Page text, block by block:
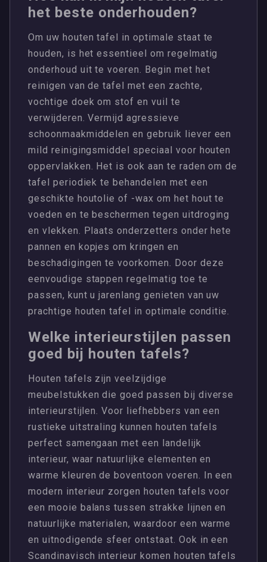
het beste onderhouden?
Om uw houten tafel in optimale staat te
houden, is het essentieel om regelmatig
onderhoud uit te voeren. Begin met het
reinigen van de tafel met een zachte,
vochtige doek om stof en vuil te
verwijderen. Vermijd agressieve
schoonmaakmiddelen en gebruik liever een
mild reinigingsmiddel speciaal voor houten
oppervlakken. Het is ook aan te raden om de
tafel periodiek te behandelen met een
geschikte houtolie of -wax om het hout te
voeden en te beschermen tegen uitdroging
en vlekken. Plaats onderzetters onder hete
pannen en kopjes om kringen en
beschadigingen te voorkomen. Door deze
eenvoudige stappen regelmatig toe te
passen, kunt u jarenlang genieten van uw
prachtige houten tafel in optimale conditie.
Welke interieurstijlen passen
goed bij houten tafels?
Houten tafels zijn veelzijdige
meubelstukken die goed passen bij diverse
interieurstijlen. Voor liefhebbers van een
rustieke uitstraling kunnen houten tafels
perfect samengaan met een landelijk
interieur, waar natuurlijke elementen en
warme kleuren de boventoon voeren. In een
modern interieur zorgen houten tafels voor
een mooie balans tussen strakke lijnen en
natuurlijke materialen, waardoor een warme
en uitnodigende sfeer ontstaat. Ook in een
Scandinavisch interieur komen houten tafels